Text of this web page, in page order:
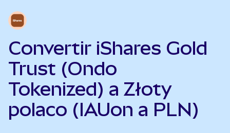
Convertir iShares Gold
Trust (Ondo
Tokenized) a Złoty
polaco (IAUon a PLN)